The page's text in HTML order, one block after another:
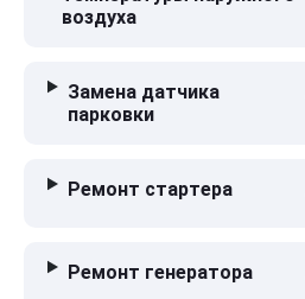
воздуха
Замена датчика
парковки
Ремонт стартера
Ремонт генератора